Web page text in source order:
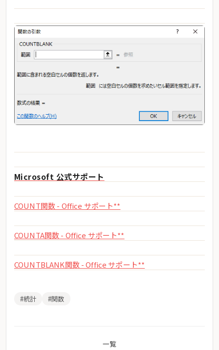
Microsoft 公式サポート
COUNT関数 - Office サポート**
COUNTA関数 - Office サポート**
COUNTBLANK関数 - Office サポート**
#統計 #関数
一覧